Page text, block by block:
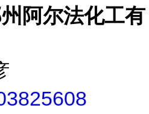
州阿尔法化工有